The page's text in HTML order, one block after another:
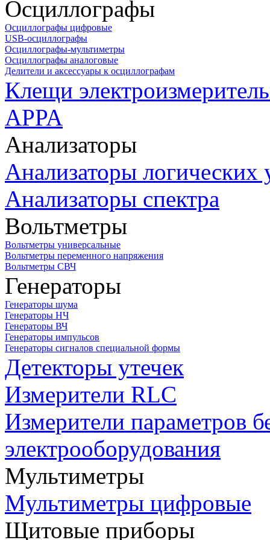
Осциллографы
Осциллографы цифровые
USB-осциллографы
Осциллографы-мультиметры
Осциллографы аналоговые
Делители и аксессуары к осциллографам
Клещи
APPA
Анализаторы
Анализаторы логических
Анализаторы спектра
Вольтметры
Вольтметры универсальные
Вольтметры переменного напряжения
Вольтметры СВЧ
Генераторы
Генераторы шума
Генераторы НЧ
Генераторы ВЧ
Генераторы импульсов
Генераторы сигналов специальной формы
Детекторы утечек
Измерители RLC
Измерители параметров
электрооборудования
Мультиметры
Мультиметры цифровые
Щитовые приборы